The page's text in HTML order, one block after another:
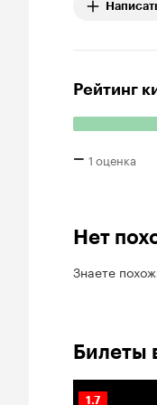
Рейтинг
Количество
– 1 оценка
Нет
Знаете
Билеты
Рейтинг
1.7